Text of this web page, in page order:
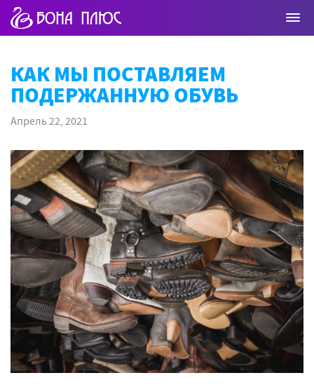
КАК МЫ ПОСТАВЛЯЕМ
ПОДЕРЖАННУЮ ОБУВЬ
Апрель 22, 2021